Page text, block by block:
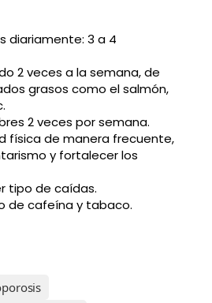
diariamente: 3 a 4
2 veces a la semana, de
grasos como el salmón,
2 veces por semana.
física de manera frecuente,
y fortalecer los
tipo de caídas.
de cafeína y tabaco.